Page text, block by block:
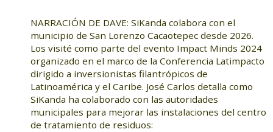
NARRACIÓN DE DAVE: SiKanda colabora con el
municipio de San Lorenzo Cacaotepec desde 2026.
Los visité como parte del evento Impact Minds 2024
organizado en el marco de la Conferencia Latimpacto
dirigido a inversionistas filantrópicos de
Latinoamérica y el Caribe. José Carlos detalla como
SiKanda ha colaborado con las autoridades
municipales para mejorar las instalaciones del centro
de tratamiento de residuos: